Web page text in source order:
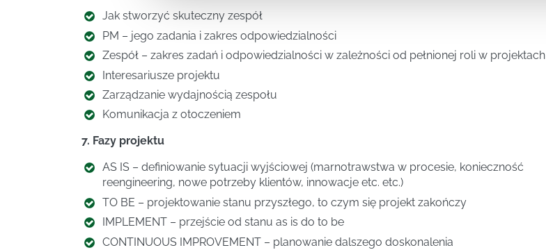
Jak stworzyć skuteczny zespół
PM – jego zadania i zakres odpowiedzialności
Zespół – zakres zadań i odpowiedzialności w zależności od pełnionej roli w projektach
Interesariusze projektu
Zarządzanie wydajnością zespołu
Komunikacja z otoczeniem
7. Fazy projektu
AS IS – definiowanie sytuacji wyjściowej (marnotrawstwa w procesie, konieczność
reengineering, nowe potrzeby klientów, innowacje etc. etc.)
TO BE – projektowanie stanu przyszłego, to czym się projekt zakończy
IMPLEMENT – przejście od stanu as is do to be
CONTINUOUS IMPROVEMENT – planowanie dalszego doskonalenia